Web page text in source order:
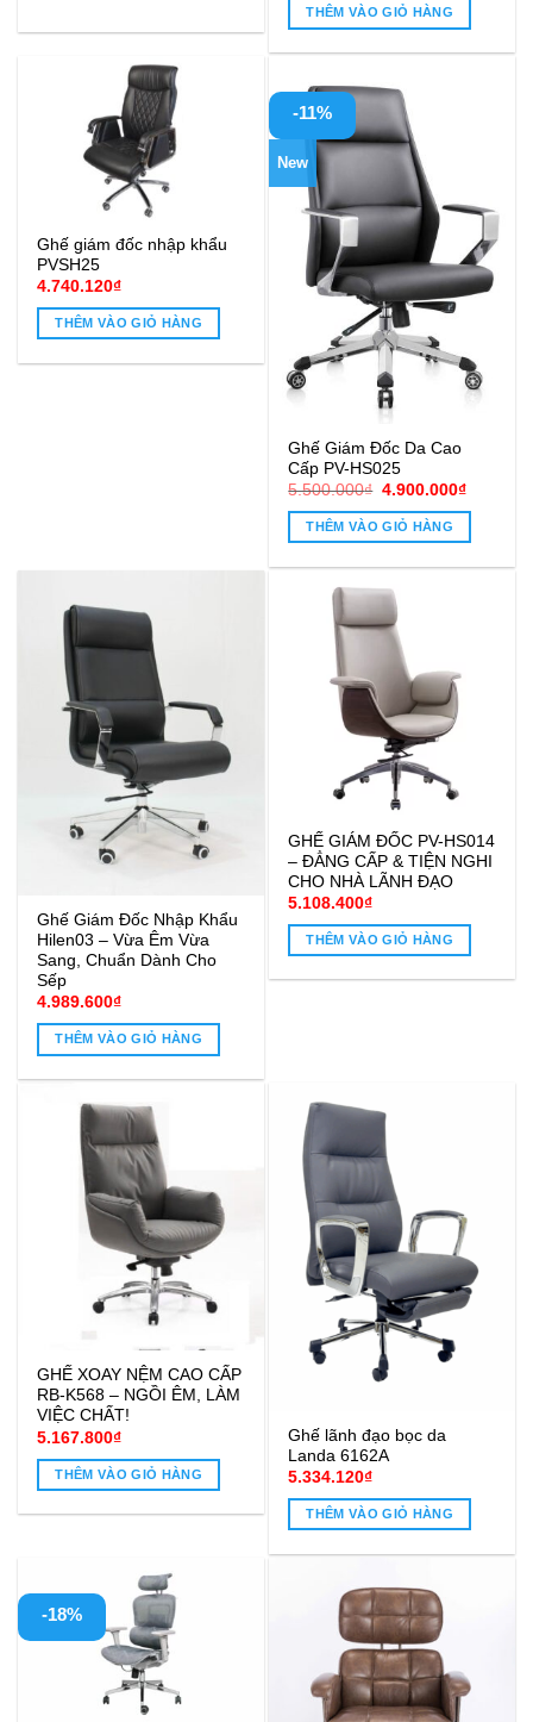
THÊM VÀO GIỎ HÀNG
Ghế giám đốc nhập khẩu
PVSH25
4.740.120₫
THÊM VÀO GIỎ HÀNG
-11%
New
Ghế Giám Đốc Da Cao
Cấp PV-HS025
5.500.000₫ Giá
là:
5.500.000₫.
4.900.000₫Giá
THÊM VÀO GIỎ HÀNG
Ghế Giám Đốc Nhập Khẩu
Hilen03 – Vừa Êm Vừa
Sang, Chuẩn Dành Cho
Sếp
4.989.600₫
THÊM VÀO GIỎ HÀNG
GHẾ GIÁM ĐỐC PV-HS014
– ĐẲNG CẤP & TIỆN NGHI
CHO NHÀ LÃNH ĐẠO
5.108.400₫
THÊM VÀO GIỎ HÀNG
GHẾ XOAY NỆM CAO CẤP
RB-K568 – NGỒI ÊM, LÀM
VIỆC CHẤT!
5.167.800₫
THÊM VÀO GIỎ HÀNG
Ghế lãnh đạo bọc da
Landa 6162A
5.334.120₫
THÊM VÀO GIỎ HÀNG
-18%